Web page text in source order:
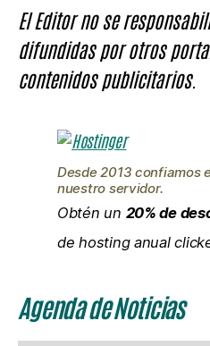
El Editor no se
difundidas por otros
contenidos publicitarios.
Desde 2013 confiamos
nuestro servidor.
Obtén un 20% de
de hosting anual
Agenda de Noticias